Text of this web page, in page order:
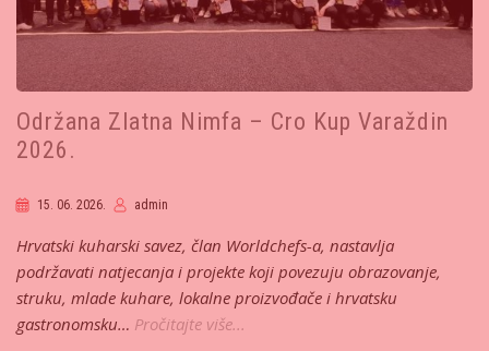
Održana Zlatna Nimfa – Cro Kup Varaždin
2026.
15. 06. 2026. admin
Hrvatski kuharski savez, član Worldchefs-a, nastavlja
podržavati natjecanja i projekte koji povezuju obrazovanje,
struku, mlade kuhare, lokalne proizvođače i hrvatsku
gastronomsku… Pročitajte više...